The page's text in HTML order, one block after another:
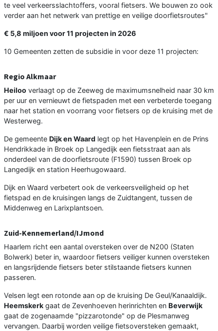
te veel verkeersslachtoffers, vooral fietsers. We bouwen zo ook
verder aan het netwerk van prettige en veilige doorfietsroutes"
€ 5,8 miljoen voor 11 projecten in 2026
10 Gemeenten zetten de subsidie in voor deze 11 projecten:
Regio Alkmaar
Heiloo verlaagt op de Zeeweg de maximumsnelheid naar 30 km
per uur en vernieuwt de fietspaden met een verbeterde toegang
naar het station en voorrang voor fietsers op de kruising met de
Westerweg.
De gemeente Dijk en Waard legt op het Havenplein en de Prins
Hendrikkade in Broek op Langedijk een fietsstraat aan als
onderdeel van de doorfietsroute (F1590) tussen Broek op
Langedijk en station Heerhugowaard.
Dijk en Waard verbetert ook de verkeersveiligheid op het
fietspad en de kruisingen langs de Zuidtangent, tussen de
Middenweg en Larixplantsoen.
Zuid-Kennemerland/IJmond
Haarlem richt een aantal oversteken over de N200 (Staten
Bolwerk) beter in, waardoor fietsers veiliger kunnen oversteken
en langsrijdende fietsers beter stilstaande fietsers kunnen
passeren.
Velsen legt een rotonde aan op de kruising De Geul/Kanaaldijk.
Heemskerk gaat de Zevenhoeven herinrichten en Beverwijk
gaat de zogenaamde "pizzarotonde" op de Plesmanweg
vervangen. Daarbij worden veilige fietsoversteken gemaakt,